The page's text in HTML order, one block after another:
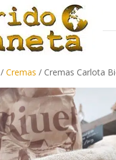
/ Cremas / Cremas Carlota